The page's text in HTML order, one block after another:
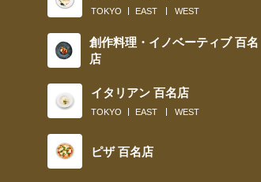
TOKYO EAST WEST
創作料理・イノベーティブ 百名
店
イタリアン 百名店
TOKYO EAST WEST
ピザ 百名店